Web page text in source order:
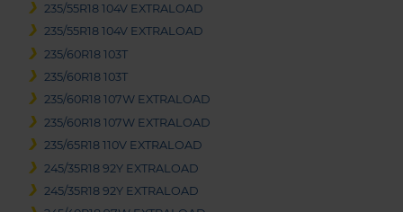
235/55R18 104V EXTRALOAD
235/55R18 104V EXTRALOAD
235/60R18 103T
235/60R18 103T
235/60R18 107W EXTRALOAD
235/60R18 107W EXTRALOAD
235/65R18 110V EXTRALOAD
245/35R18 92Y EXTRALOAD
245/35R18 92Y EXTRALOAD